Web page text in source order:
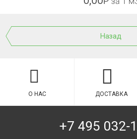
Назад
О НАС ДОСТАВКА
+7 495 032-